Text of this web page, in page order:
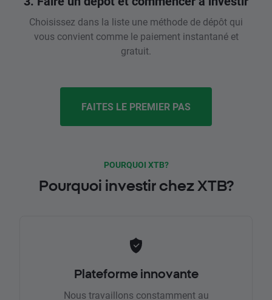
Choisissez dans la liste une méthode de dépôt qui
vous convient comme le paiement instantané et
gratuit.
FAITES LE PREMIER PAS
POURQUOI XTB?
Pourquoi investir chez XTB?
Plateforme innovante
Nous travaillons constamment au